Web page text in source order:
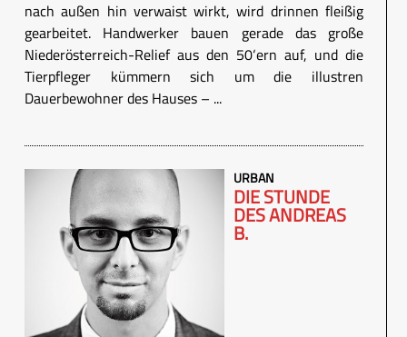
nach außen hin verwaist wirkt, wird drinnen fleißig
gearbeitet. Handwerker bauen gerade das große
Niederösterreich-Relief aus den 50‘ern auf, und die
Tierpfleger kümmern sich um die illustren
Dauerbewohner des Hauses – ...
URBAN
DIE STUNDE
DES ANDREAS
B.